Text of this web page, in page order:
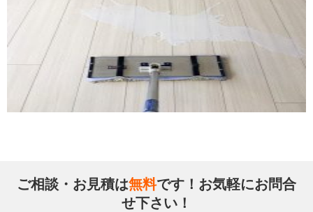
ご相談・お見積は無料です！お気軽にお問合
せ下さい！